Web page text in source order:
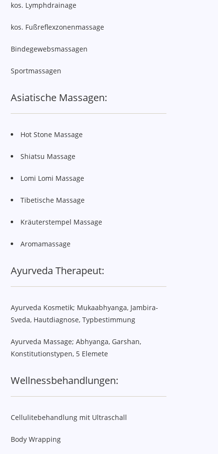
kos. Lymphdrainage
kos. Fußreflexzonenmassage
Bindegewebsmassagen
Sportmassagen
Asiatische Massagen:
Hot Stone Massage
Shiatsu Massage
Lomi Lomi Massage
Tibetische Massage
Kräuterstempel Massage
Aromamassage
Ayurveda Therapeut:
Ayurveda Kosmetik; Mukaabhyanga, Jambira-
Sveda, Hautdiagnose, Typbestimmung
Ayurveda Massage; Abhyanga, Garshan,
Konstitutionstypen, 5 Elemete
Wellnessbehandlungen:
Cellulitebehandlung mit Ultraschall
Body Wrapping